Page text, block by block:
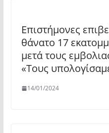
Επιστήμονες
θάνατο 17
μετά τους
«Τους
14/01/2024